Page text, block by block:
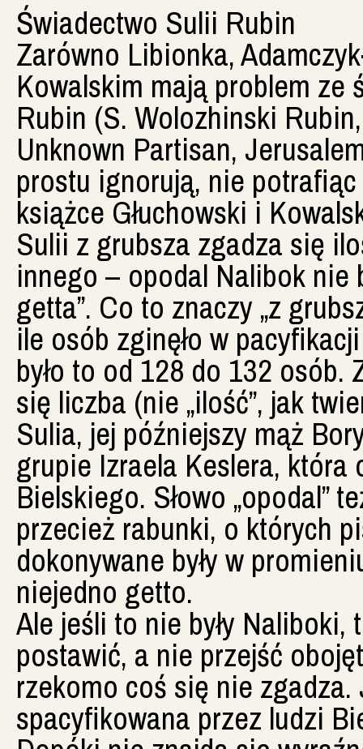
Świadectwo Sulii Rubin
Zarówno Libionka,
Kowalskim mają problem ze
Rubin (S. Wolozhinski
Unknown Partisan,
prostu ignorują, nie
książce Głuchowski i
Sulii z grubsza zgadza się
innego – opodal Nalibok nie
getta”. Co to znaczy „z
ile osób zginęło w
było to od 128 do 132
się liczba (nie „ilość”, jak
Sulia, jej późniejszy mąż
grupie Izraela Keslera, która
Bielskiego. Słowo „opodal”
przecież rabunki, o których
dokonywane były w
niejedno getto.
Ale jeśli to nie były
postawić, a nie przejść
rzekomo coś się nie
spacyfikowana przez ludzi